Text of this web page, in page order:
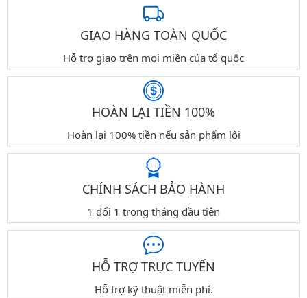
GIAO HÀNG TOÀN QUỐC
Hỗ trợ giao trên mọi miền của tổ quốc
HOÀN LẠI TIỀN 100%
Hoàn lại 100% tiền nếu sản phẩm lỗi
CHÍNH SÁCH BẢO HÀNH
1 đổi 1 trong tháng đầu tiên
HỖ TRỢ TRỰC TUYẾN
Hỗ trợ kỹ thuật miễn phí.